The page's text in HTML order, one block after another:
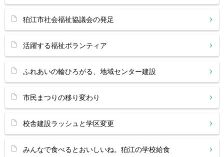
狛江市社会福祉協議会の発足
活躍する福祉ボランティア
ふれあいの輪ひろがる、地域センター建設
市民まつりの移り変わり
校舎建設ラッシュと学区変更
みんなで食べるとおいしいね。狛江の学校給食